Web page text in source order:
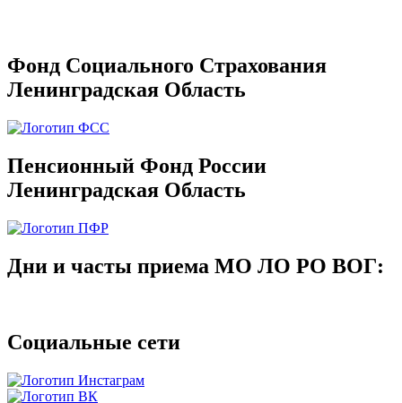
Фонд Социального Страхования
Ленинградская Область
Пенсионный Фонд России
Ленинградская Область
Дни и часты приема МО ЛО РО ВОГ:
Социальные сети